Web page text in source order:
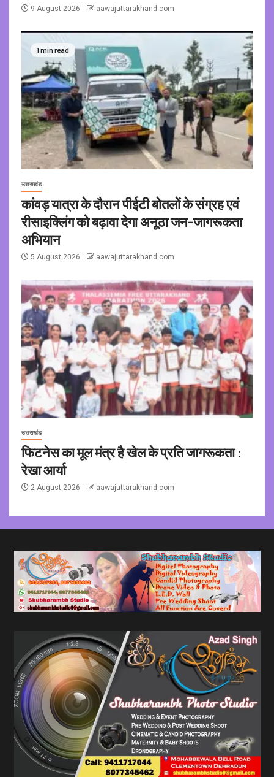
9 August 2026 aawajuttarakhand.com
1 min read
उत्तराखंड
कांवड़ यात्रा के दौरान पीईटी बोतलों के संग्रह एवं
रीसाइक्लिंग को बढ़ावा देगा अनूठा जन-जागरूकता
अभियान
5 August 2026 aawajuttarakhand.com
उत्तराखंड
फिटनेस का मूल मंत्र है खेल के प्रति जागरूकता :
रेखा आर्या
2 August 2026 aawajuttarakhand.com